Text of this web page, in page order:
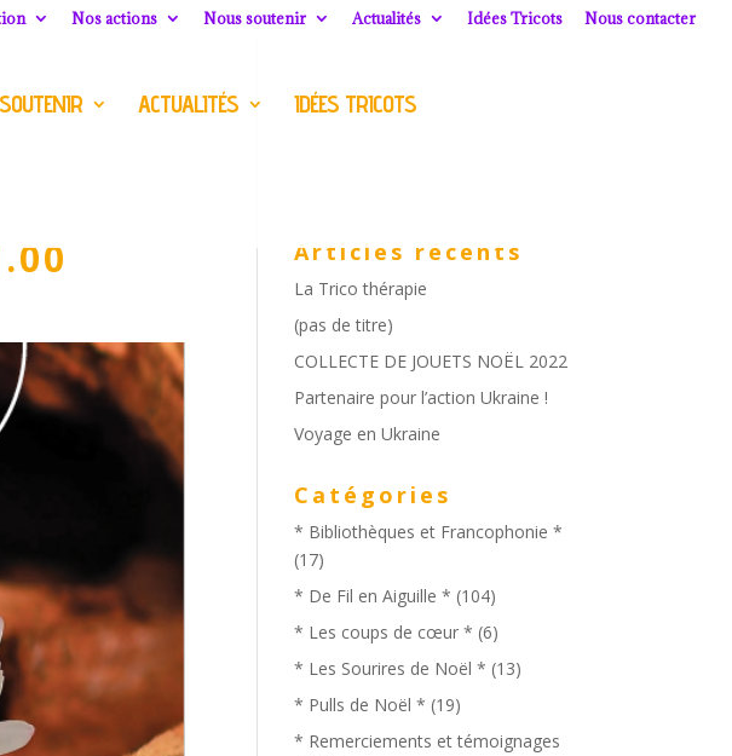
Nos actions Nous soutenir Actualités Idées Tricots Nous contacter
ACTUALITÉS IDÉES TRICOTS
Articles récents
La Trico thérapie
(pas de titre)
COLLECTE DE JOUETS NOËL 2022
Partenaire pour l’action Ukraine !
Voyage en Ukraine
Catégories
* Bibliothèques et Francophonie *
(17)
* De Fil en Aiguille * (104)
* Les coups de cœur * (6)
* Les Sourires de Noël * (13)
* Pulls de Noël * (19)
* Remerciements et témoignages